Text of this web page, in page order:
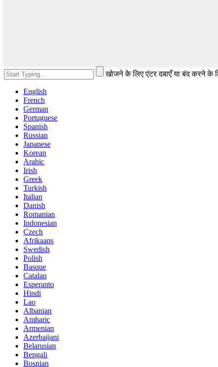
खोजने के लिए एंटर दबाएँ या बंद करने के
English
French
German
Portuguese
Spanish
Russian
Japanese
Korean
Arabic
Irish
Greek
Turkish
Italian
Danish
Romanian
Indonesian
Czech
Afrikaans
Swedish
Polish
Basque
Catalan
Esperanto
Hindi
Lao
Albanian
Amharic
Armenian
Azerbaijani
Belarusian
Bengali
Bosnian